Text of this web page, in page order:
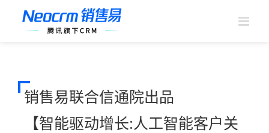
销售易联合信通院出品
【智能驱动增长:人工智能客户关